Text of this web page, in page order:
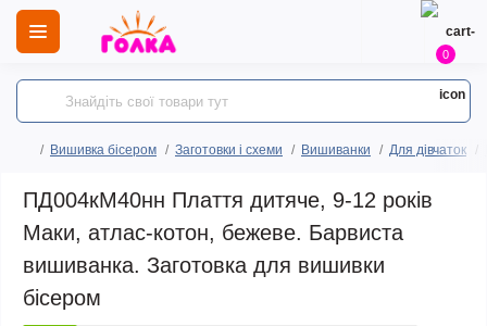
0
Вишивка бісером Заготовки і схеми Вишиванки Для дівчаток
ПД004кМ40нн Плаття дитяче, 9-12 років
Маки, атлас-котон, бежеве. Барвиста
вишиванка. Заготовка для вишивки
бісером